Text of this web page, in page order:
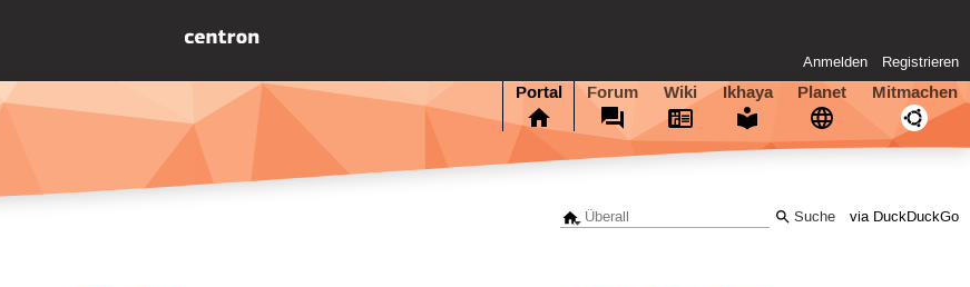
Anmelden Registrieren
Portal Forum Wiki Ikhaya Planet Mitmachen
via DuckDuckGo